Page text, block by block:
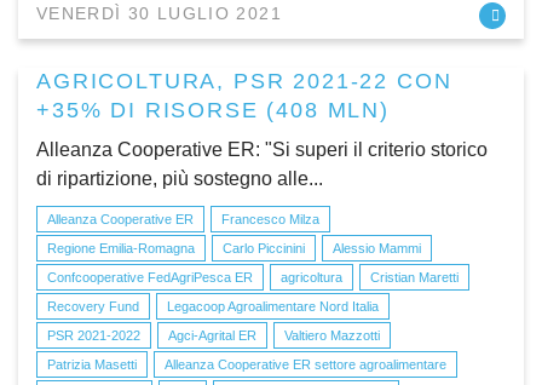
VENERDÌ 30 LUGLIO 2021
AGRICOLTURA, PSR 2021-22 CON
+35% DI RISORSE (408 MLN)
Alleanza Cooperative ER: "Si superi il criterio storico
di ripartizione, più sostegno alle...
Alleanza Cooperative ER
Francesco Milza
Regione Emilia-Romagna
Carlo Piccinini
Alessio Mammi
Confcooperative FedAgriPesca ER
agricoltura
Cristian Maretti
Recovery Fund
Legacoop Agroalimentare Nord Italia
PSR 2021-2022
Agci-Agrital ER
Valtiero Mazzotti
Patrizia Masetti
Alleanza Cooperative ER settore agroalimentare